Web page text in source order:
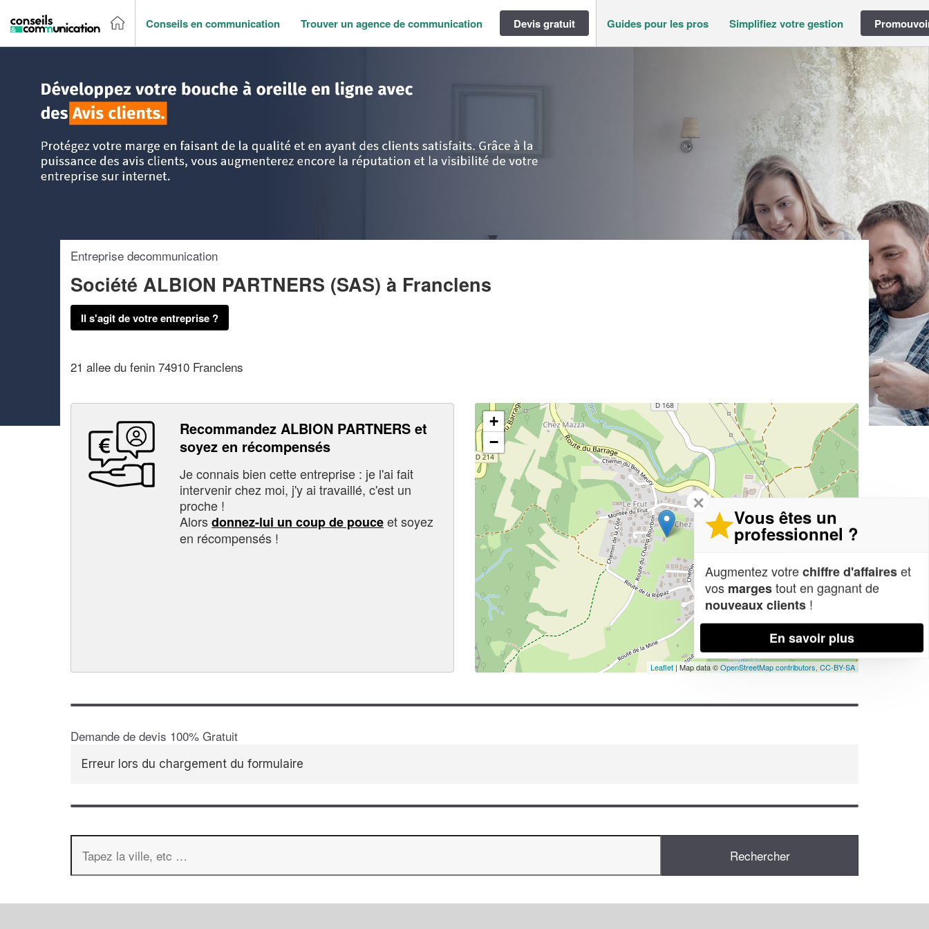
Conseils en communication Trouver un agence de communication Devis gratuit Guides pour les pros Simplifiez votre gestion
Entreprise decommunication
Société ALBION PARTNERS (SAS) à Franclens
Il s'agit de votre entreprise ?
21 allee du fenin 74910 Franclens
Recommandez ALBION PARTNERS et
soyez en récompensés
Je connais bien cette entreprise : je l'ai fait
intervenir chez moi, j'y ai travaillé, c'est un
proche !
Alorsdonnez-lui un coup de pouceet soyez
en récompensés !
+
−
Leaflet | Map data ©OpenStreetMap contributors, CC-BY-SA
Demande de devis 100% Gratuit
Erreur lors du chargement du formulaire
✕
Vous êtes un
professionnel ?
Augmentez votrechiffre d'affaireset
vos margestout en gagnant de
nouveaux clients !
En savoir plus